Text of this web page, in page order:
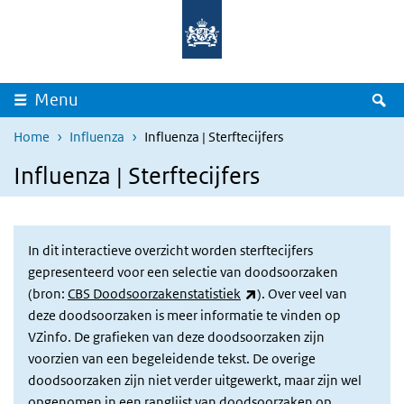
Overslaan en naar de inhoud gaan
Menu
Home Influenza Influenza | Sterftecijfers
Influenza | Sterftecijfers
In dit interactieve overzicht worden sterftecijfers
gepresenteerd voor een selectie van doodsoorzaken
(bron: CBS Doodsoorzakenstatistiek (externe link)
). Over veel van
deze doodsoorzaken is meer informatie te vinden op
VZinfo. De grafieken van deze doodsoorzaken zijn
voorzien van een begeleidende tekst. De overige
doodsoorzaken zijn niet verder uitgewerkt, maar zijn wel